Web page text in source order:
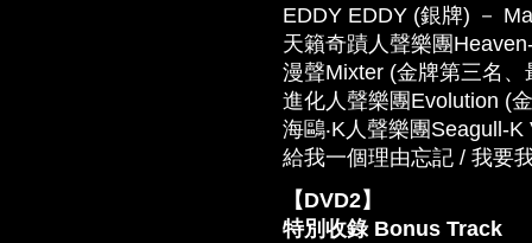
EDDY EDDY (銀牌) －
天籟奇蹟人聲樂團
漫聲Mixter (金牌第三名
進化人聲樂團Evolution (
海鷗‧K人聲樂團Seagull-
給我一個理由忘記 / 我要
【DVD2】
特別收錄 Bonus Track